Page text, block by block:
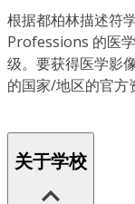
根据都柏林描述符
Professions 的医
级。要获得医学影
的国家/地区的官方
关于学校